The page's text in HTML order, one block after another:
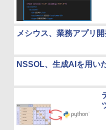
メシウス、業務アプリ
NSSOL、生成AIを用い